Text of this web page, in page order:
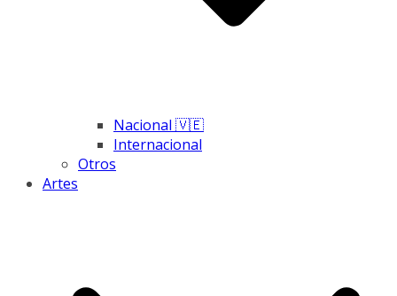
Nacional 🇻🇪
Internacional
Otros
Artes